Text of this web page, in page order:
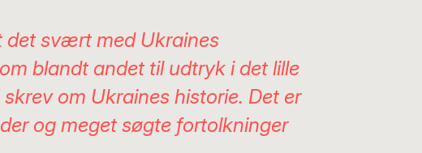
det svært med Ukraines
blandt andet til udtryk i det lille
om Ukraines historie. Det er
og meget søgte fortolkninger